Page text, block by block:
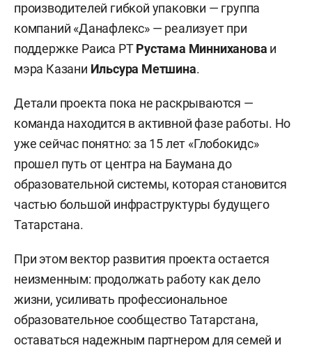
производителей гибкой упаковки — группа
компаний «Данафлекс» — реализует при
поддержке Раиса РТРустама Минниханова и
мэра Казани Ильсура Метшина.
Детали проекта пока не раскрываются —
команда находится в активной фазе работы. Но
уже сейчас понятно: за 15 лет «Глобокидс»
прошел путь от центра на Баумана до
образовательной системы, которая становится
частью большой инфраструктуры будущего
Татарстана.
При этом вектор развития проекта остается
неизменным: продолжать работу как дело
жизни, усиливать профессиональное
образовательное сообщество Татарстана,
оставаться надежным партнером для семей и